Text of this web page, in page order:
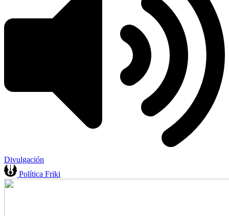
Divulgación
Política Friki